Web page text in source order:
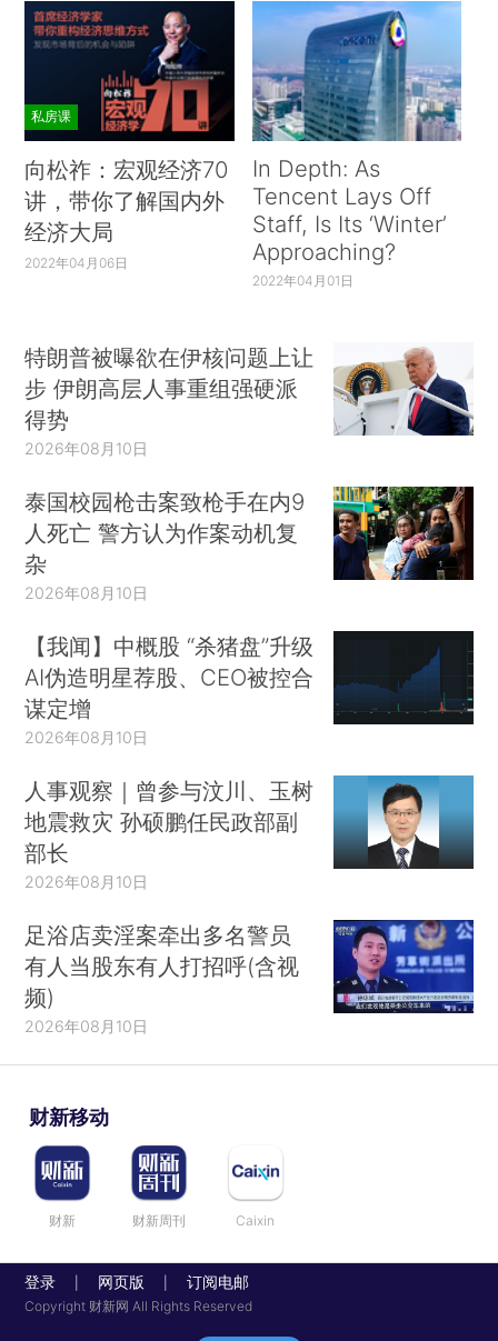
私房课
向松祚：宏观经济70
讲，带你了解国内外
经济大局
2022年04月06日
In Depth: As
Tencent Lays Off
Staff, Is Its ‘Winter’
Approaching?
2022年04月01日
特朗普被曝欲在伊核问题上让
步 伊朗高层人事重组强硬派
得势
2026年08月10日
泰国校园枪击案致枪手在内9
人死亡 警方认为作案动机复
杂
2026年08月10日
【我闻】中概股 “杀猪盘”升级
AI伪造明星荐股、CEO被控合
谋定增
2026年08月10日
人事观察｜曾参与汶川、玉树
地震救灾 孙硕鹏任民政部副
部长
2026年08月10日
足浴店卖淫案牵出多名警员
有人当股东有人打招呼(含视
频)
2026年08月10日
财新移动
财新 财新周刊 Caixin
登录 网页版 订阅电邮
Copyright 财新网 All Rights Reserved